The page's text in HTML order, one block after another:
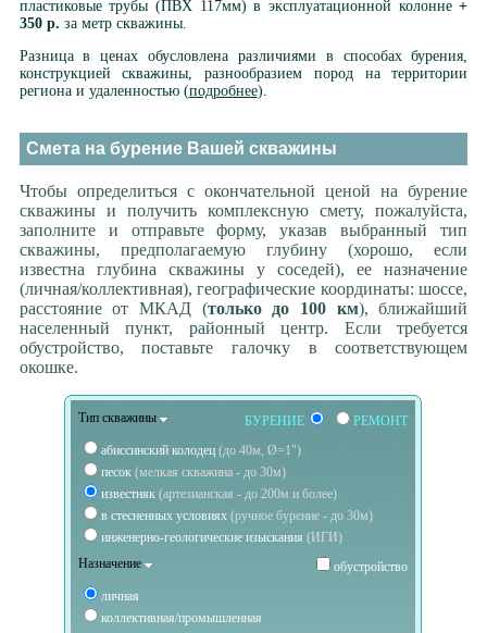
пластиковые трубы (ПВХ 117мм) в эксплуатационной колонне+
350 р. за метр скважины.
Разница в ценах обусловлена различиями в способах бурения,
конструкцией скважины, разнообразием пород на территории
региона и удаленностью (подробнее).
Смета на бурение Вашей скважины
Чтобы определиться с окончательной ценой на бурение
скважины и получить комплексную смету, пожалуйста,
заполните и отправьте форму, указав выбранный тип
скважины, предполагаемую глубину (хорошо, если
известна глубина скважины у соседей), ее назначение
(личная/коллективная), географические координаты: шоссе,
расстояние от МКАД (только до 100 км), ближайший
населенный пункт, районный центр. Если требуется
обустройство, поставьте галочку в соответствующем
окошке.
Тип скважины БУРЕНИЕ
РЕМОНТ
абиссинский колодец (до 40м, Ø=1")
песок (мелкая скважина - до 30м)
известняк (артезианская - до 200м и более)
в стесненных условиях (ручное бурение - до 30м)
инженерно-геологические изыскания (ИГИ)
Назначение
обустройство
личная
коллективная/промышленная